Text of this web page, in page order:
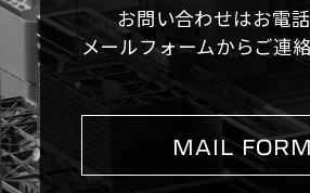
お問い合わせはお電
メールフォームからご連
MAIL FORM